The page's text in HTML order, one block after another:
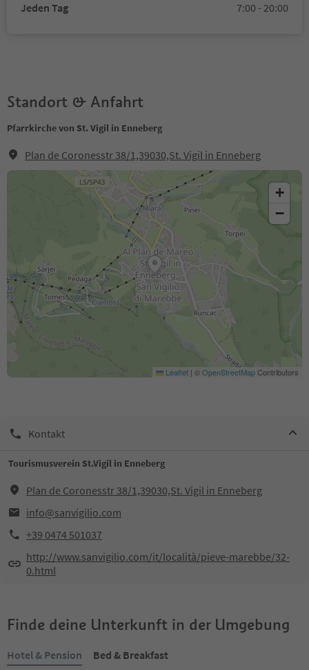
Jeden Tag 7:00 - 20:00
Standort & Anfahrt
Pfarrkirche von St. Vigil in Enneberg
Plan de Coronesstr 38/1,39030,St. Vigil in Enneberg
+
−
Leaflet | ©OpenStreetMapContributors
Kontakt
Tourismusverein St.Vigil in Enneberg
Plan de Coronesstr 38/1,39030,St. Vigil in Enneberg
info@sanvigilio.com
+39 0474 501037
http://www.sanvigilio.com/it/località/pieve-marebbe/32-
0.html
Finde deine Unterkunft in der Umgebung
Hotel & Pension
Bed & Breakfast